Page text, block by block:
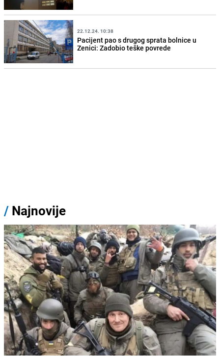
22.12.24. 10:38
Pacijent pao s drugog sprata bolnice u
Zenici: Zadobio teške povrede
/ Najnovije